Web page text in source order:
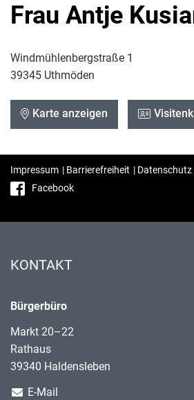
Frau Antje
Windmühlenbergstraße 1
39345 Uthmöden
Karte anzeigen
Impressum | Barrierefreiheit | Datenschutz
Facebook
KONTAKT
Bürgerbüro
Markt 20–22
Rathaus
39340 Haldensleben
E-Mail